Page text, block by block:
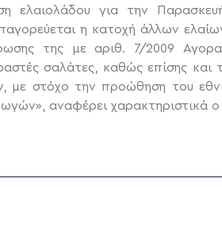
ελαιολάδου για την
η κατοχή άλλων
της με αριθ. 7/2009
σαλάτες, καθώς επίσης και
στόχο την προώθηση του
αναφέρει χαρακτηριστικά